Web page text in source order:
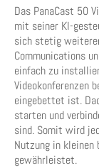
Das PanaCast 50
mit seiner KI-
sich stetig
Communications
einfach zu
Videokonferenzen
eingebettet ist.
starten und
sind. Somit wird
Nutzung in
gewährleistet.